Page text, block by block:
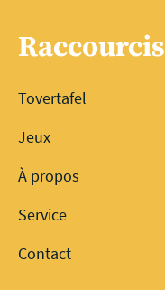
Raccourcis
Tovertafel
Jeux
À propos
Service
Contact